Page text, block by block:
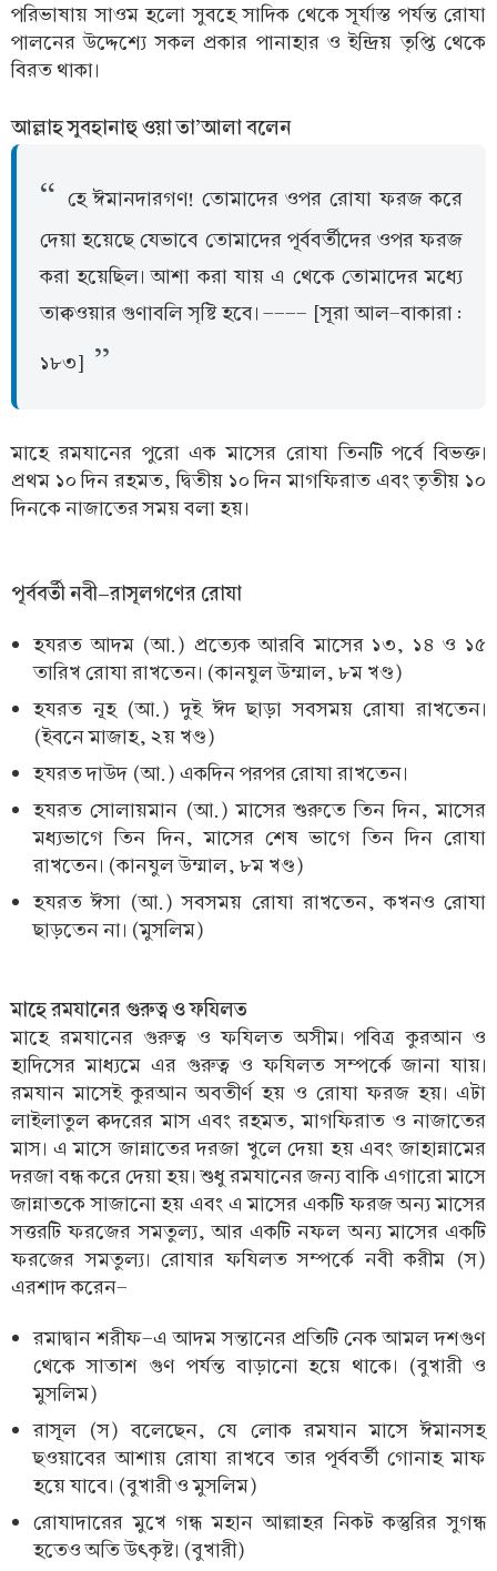
পরিভাষায় সাওম হলো সুবহে সাদিক থেকে সূর্যাস্ত পর্যন্ত রোযা
পালনের উদ্দেশ্যে সকল প্রকার পানাহার ও ইন্দ্রিয় তৃপ্তি থেকে
বিরত থাকা।
আল্লাহ সুবহানাহু ওয়া তা’আলা বলেন
হে ঈমানদারগণ! তোমাদের ওপর রোযা ফরজ করে
দেয়া হয়েছে যেভাবে তোমাদের পূর্ববর্তীদের ওপর ফরজ
করা হয়েছিল। আশা করা যায় এ থেকে তোমাদের মধ্যে
তাক্বওয়ার গুণাবলি সৃষ্টি হবে। ---- [সূরা আল-বাকারা :
১৮৩]
মাহে রমযানের পুরো এক মাসের রোযা তিনটি পর্বে বিভক্ত।
প্রথম ১০ দিন রহমত, দ্বিতীয় ১০ দিন মাগফিরাত এবং তৃতীয় ১০
দিনকে নাজাতের সময় বলা হয়।
পূর্ববর্তী নবী-রাসূলগণের রোযা
হযরত আদম (আ.) প্রত্যেক আরবি মাসের ১৩, ১৪ ও ১৫
তারিখ রোযা রাখতেন। (কানযুল উম্মাল, ৮ম খণ্ড)
হযরত নূহ (আ.) দুই ঈদ ছাড়া সবসময় রোযা রাখতেন।
(ইবনে মাজাহ, ২য় খণ্ড)
হযরত দাউদ (আ.) একদিন পরপর রোযা রাখতেন।
হযরত সোলায়মান (আ.) মাসের শুরুতে তিন দিন, মাসের
মধ্যভাগে তিন দিন, মাসের শেষ ভাগে তিন দিন রোযা
রাখতেন। (কানযুল উম্মাল, ৮ম খণ্ড)
হযরত ঈসা (আ.) সবসময় রোযা রাখতেন, কখনও রোযা
ছাড়তেন না। (মুসলিম)
মাহে রমযানের গুরুত্ব ও ফযিলত
মাহে রমযানের গুরুত্ব ও ফযিলত অসীম। পবিত্র কুরআন ও
হাদিসের মাধ্যমে এর গুরুত্ব ও ফযিলত সম্পর্কে জানা যায়।
রমযান মাসেই কুরআন অবতীর্ণ হয় ও রোযা ফরজ হয়। এটা
লাইলাতুল ক্বদরের মাস এবং রহমত, মাগফিরাত ও নাজাতের
মাস। এ মাসে জান্নাতের দরজা খুলে দেয়া হয় এবং জাহান্নামের
দরজা বন্ধ করে দেয়া হয়। শুধু রমযানের জন্য বাকি এগারো মাসে
জান্নাতকে সাজানো হয় এবং এ মাসের একটি ফরজ অন্য মাসের
সত্তরটি ফরজের সমতুল্য, আর একটি নফল অন্য মাসের একটি
ফরজের সমতুল্য। রোযার ফযিলত সম্পর্কে নবী করীম (স)
এরশাদ করেন-
রমাদ্বান শরীফ-এ আদম সন্তানের প্রতিটি নেক আমল দশগুণ
থেকে সাতাশ গুণ পর্যন্ত বাড়ানো হয়ে থাকে। (বুখারী ও
মুসলিম)
রাসূল (স) বলেছেন, যে লোক রমযান মাসে ঈমানসহ
ছওয়াবের আশায় রোযা রাখবে তার পূর্ববর্তী গোনাহ মাফ
হয়ে যাবে। (বুখারী ও মুসলিম)
রোযাদারের মুখে গন্ধ মহান আল্লাহর নিকট কস্তুরির সুগন্ধ
হতেও অতি উৎকৃষ্ট। (বুখারী)